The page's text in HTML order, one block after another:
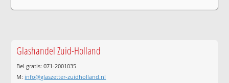
Glashandel Zuid-Holland
Bel gratis: 071-2001035
M: info@glaszetter-zuidholland.nl